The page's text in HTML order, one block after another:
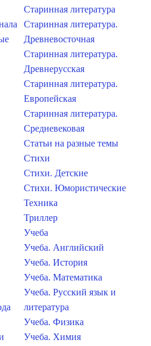
Старинная литература
Старинная литература.
Древневосточная
Старинная литература.
Древнерусская
Старинная литература.
Европейская
Старинная литература.
Средневековая
Статьи на разные темы
Стихи
Стихи. Детские
Стихи. Юмористические
Техника
Триллер
Учеба
Учеба. Английский
Учеба. История
Учеба. Математика
Учеба. Русский язык и
литература
Учеба. Физика
Учеба. Химия